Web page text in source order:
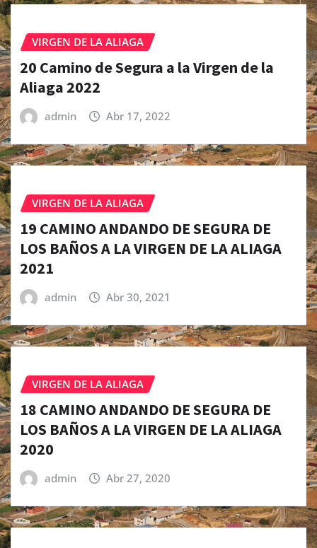
VIRGEN DE LA ALIAGA
20 Camino de Segura a la Virgen de la
Aliaga 2022
admin Abr 17, 2022
VIRGEN DE LA ALIAGA
19 CAMINO ANDANDO DE SEGURA DE
LOS BAÑOS A LA VIRGEN DE LA ALIAGA
2021
admin Abr 30, 2021
VIRGEN DE LA ALIAGA
18 CAMINO ANDANDO DE SEGURA DE
LOS BAÑOS A LA VIRGEN DE LA ALIAGA
2020
admin Abr 27, 2020